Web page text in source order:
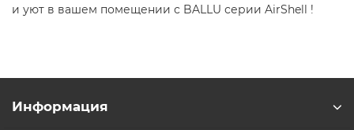
и уют в вашем помещении с BALLU серии AirShell !​
Информация